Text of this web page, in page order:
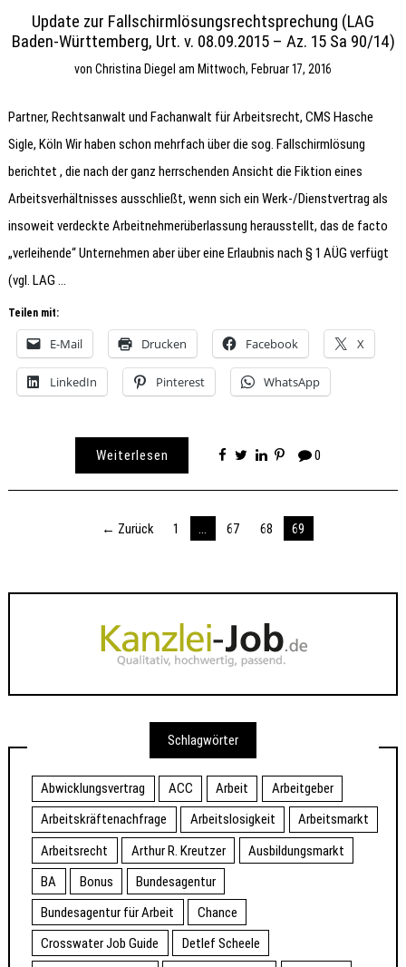
Update zur Fallschirmlösungsrechtsprechung (LAG
Baden-Württemberg, Urt. v. 08.09.2015 – Az. 15 Sa 90/14)
von Christina Diegel am Mittwoch, Februar 17, 2016
Partner, Rechtsanwalt und Fachanwalt für Arbeitsrecht, CMS Hasche
Sigle, Köln Wir haben schon mehrfach über die sog. Fallschirmlösung
berichtet , die nach der ganz herrschenden Ansicht die Fiktion eines
Arbeitsverhältnisses ausschließt, wenn sich ein Werk-/Dienstvertrag als
insoweit verdeckte Arbeitnehmerüberlassung herausstellt, das de facto
„verleihende“ Unternehmen aber über eine Erlaubnis nach § 1 AÜG verfügt
(vgl. LAG …
Teilen mit:
E-Mail Drucken Facebook X
LinkedIn Pinterest WhatsApp
Weiterlesen 0
Seitennummerierung
Beiträge
← Zurück 1 … 67 68 69
Schlagwörter
Abwicklungsvertrag ACC Arbeit
Arbeitgeber
Arbeitskräftenachfrage
Arbeitslosigkeit
Arbeitsmarkt
Arbeitsrecht
Arthur R. Kreutzer
Ausbildungsmarkt
BA
Bonus
Bundesagentur
Bundesagentur für Arbeit
Chance
Crosswater Job Guide
Detlef Scheele